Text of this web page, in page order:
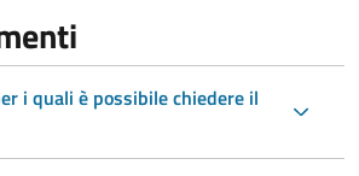
i quali è possibile chiedere il